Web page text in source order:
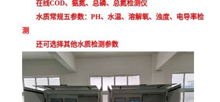
在线COD、氨氮、总磷、总氮检测仪
水质常规五参数：PH、水温、溶解氧、浊度、电导率检
测
还可选择其他水质检测参数